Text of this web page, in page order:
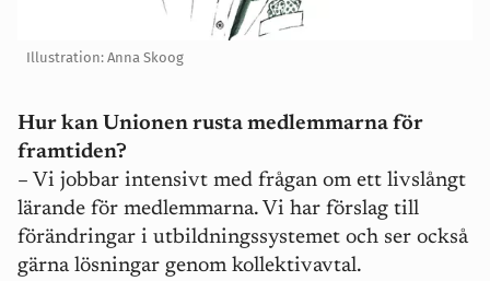
Illustration: Anna Skoog
Hur kan Unionen rusta medlemmarna för
framtiden?
– Vi jobbar intensivt med frågan om ett livslångt
lärande för medlemmarna. Vi har förslag till
förändringar i utbildningssystemet och ser också
gärna lösningar genom kollektivavtal.